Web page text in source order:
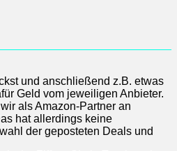
und anschließend z.B. etwas
Geld vom jeweiligen Anbieter.
als Amazon-Partner an
hat allerdings keine
der geposteten Deals und